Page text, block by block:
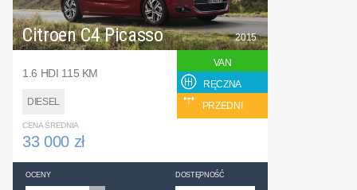
Citroen C4 Picasso
1.6 HDI 115 KM
DIESEL
2015
VAN
RĘCZNA
PRZEDNI
CENA ŚREDNIA
33 000 zł
OCENY DOSTĘPNOŚĆ